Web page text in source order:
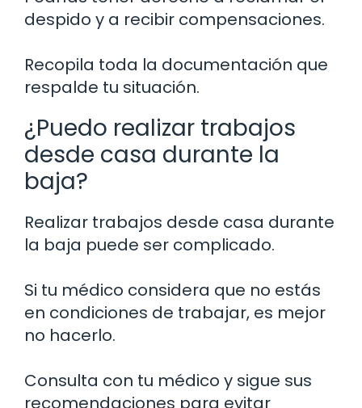
despido y a recibir compensaciones.
Recopila toda la documentación que
respalde tu situación.
¿Puedo realizar trabajos
desde casa durante la
baja?
Realizar trabajos desde casa durante
la baja puede ser complicado.
Si tu médico considera que no estás
en condiciones de trabajar, es mejor
no hacerlo.
Consulta con tu médico y sigue sus
recomendaciones para evitar